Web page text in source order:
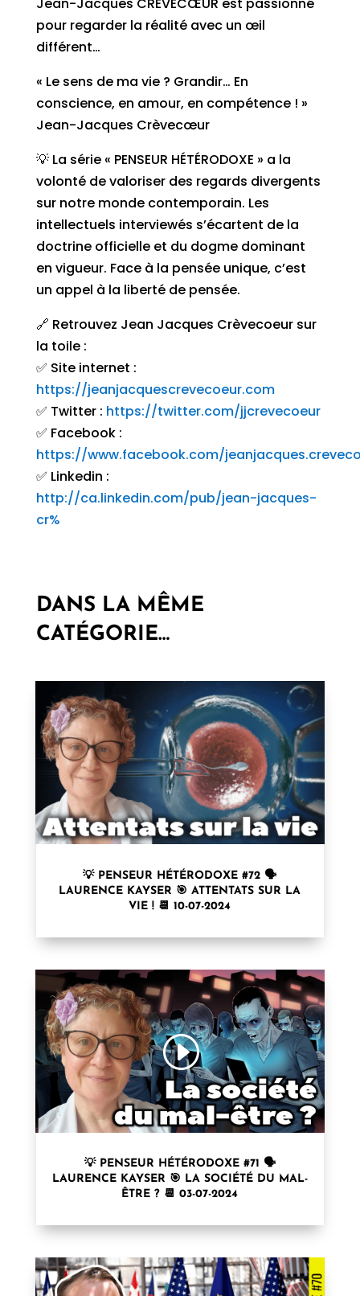
pour regarder la réalité avec un œil
différent…
« Le sens de ma vie ? Grandir… En
conscience, en amour, en compétence ! »
Jean-Jacques Crèvecœur
💡 La série « PENSEUR HÉTÉRODOXE » a la
volonté de valoriser des regards divergents
sur notre monde contemporain. Les
intellectuels interviewés s’écartent de la
doctrine officielle et du dogme dominant
en vigueur. Face à la pensée unique, c’est
un appel à la liberté de pensée.
🔗 Retrouvez Jean Jacques Crèvecoeur sur
la toile :
✅ Site internet :
https://jeanjacquescrevecoeur.com
✅ Twitter : https://twitter.com/jjcrevecoeur
✅ Facebook :
https://www.facebook.com/
✅ Linkedin :
http://ca.linkedin.com/pub/jean-jacques-
cr%
DANS LA MÊME
CATÉGORIE…
💡 PENSEUR HÉTÉRODOXE #72 🗣
LAURENCE KAYSER⁩ 🎯 ATTENTATS SUR LA
VIE ! 📆 10-07-2024
💡 PENSEUR HÉTÉRODOXE #71 🗣
LAURENCE KAYSER⁩ 🎯 LA SOCIÉTÉ DU MAL-
ÊTRE ? 📆 03-07-2024